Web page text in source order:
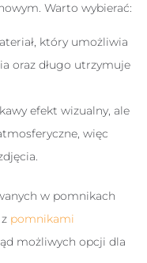
Warto wybierać:
który umożliwia
oraz długo utrzymuje
efekt wizualny, ale
więc
w pomnikach
pomnikami
możliwych opcji dla